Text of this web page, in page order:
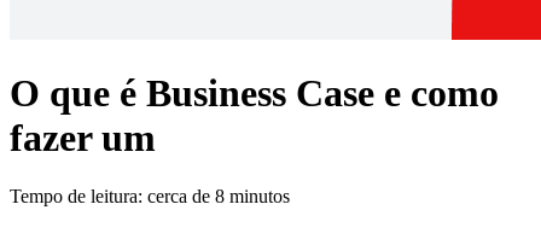
O que é Business Case e como
fazer um
Tempo de leitura: cerca de 8 minutos